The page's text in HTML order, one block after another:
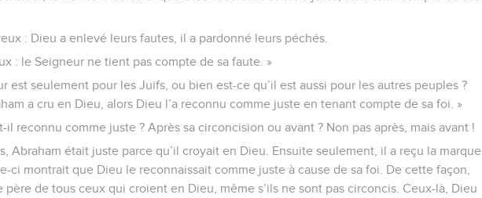
: Dieu a enlevé leurs fautes, il a pardonné leurs péchés.
: le Seigneur ne tient pas compte de sa faute. »
est seulement pour les Juifs, ou bien est-ce qu’il est aussi pour les autres peuples ?
a cru en Dieu, alors Dieu l’a reconnu comme juste en tenant compte de sa foi. »
il reconnu comme juste ? Après sa circoncision ou avant ? Non pas après, mais avant !
Abraham était juste parce qu’il croyait en Dieu. Ensuite seulement, il a reçu la marque
ci montrait que Dieu le reconnaissait comme juste à cause de sa foi. De cette façon,
père de tous ceux qui croient en Dieu, même s’ils ne sont pas circoncis. Ceux-là, Dieu